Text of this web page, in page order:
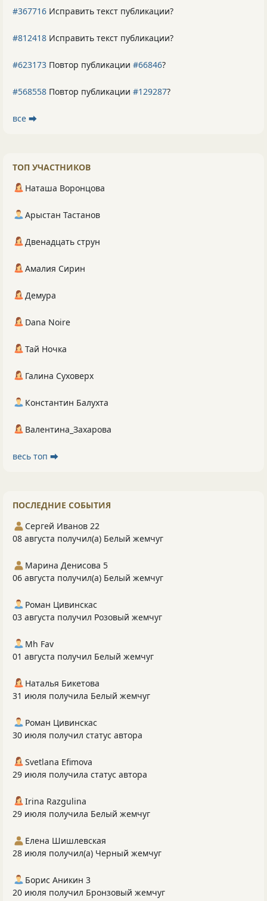
#367716 Исправить текст публикации?
#812418 Исправить текст публикации?
#623173 Повтор публикации #66846?
#568558 Повтор публикации #129287?
все ⮕
ТОП УЧАСТНИКОВ
Наташа Воронцова
Арыстан Тастанов
Двенадцать струн
Амалия Сирин
Демура
Dana Noire
Тай Ночка
Галина Суховерх
Константин Балухта
Валентина_Захарова
весь топ ⮕
ПОСЛЕДНИЕ СОБЫТИЯ
Сергей Иванов 22
08 августа получил(а) Белый жемчуг
Марина Денисова 5
06 августа получил(а) Белый жемчуг
Роман Цивинскас
03 августа получил Розовый жемчуг
Mh Fav
01 августа получил Белый жемчуг
Наталья Бикетова
31 июля получила Белый жемчуг
Роман Цивинскас
30 июля получил статус автора
Svetlana Efimova
29 июля получила статус автора
Irina Razgulina
29 июля получила Белый жемчуг
Елена Шишлевская
28 июля получил(а) Черный жемчуг
Борис Аникин 3
20 июля получил Бронзовый жемчуг